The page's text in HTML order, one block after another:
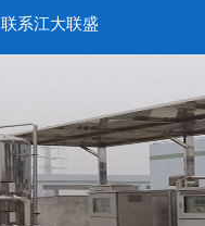
联系江大联盛